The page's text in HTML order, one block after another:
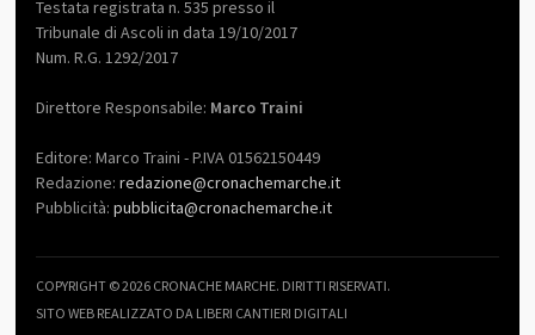
Testata registrata n. 535 presso il
Tribunale di Ascoli in data 19/10/2017
Num. R.G. 1292/2017
Direttore Responsabile: Marco Traini
Editore: Marco Traini - P.IVA 01562150449
Redazione:redazione@cronachemarche.it
Pubblicità:pubblicita@cronachemarche.it
COPYRIGHT © 2026 CRONACHE MARCHE. DIRITTI RISERVATI.
SITO WEB REALIZZATO DA LIBERI CANTIERI DIGITALI